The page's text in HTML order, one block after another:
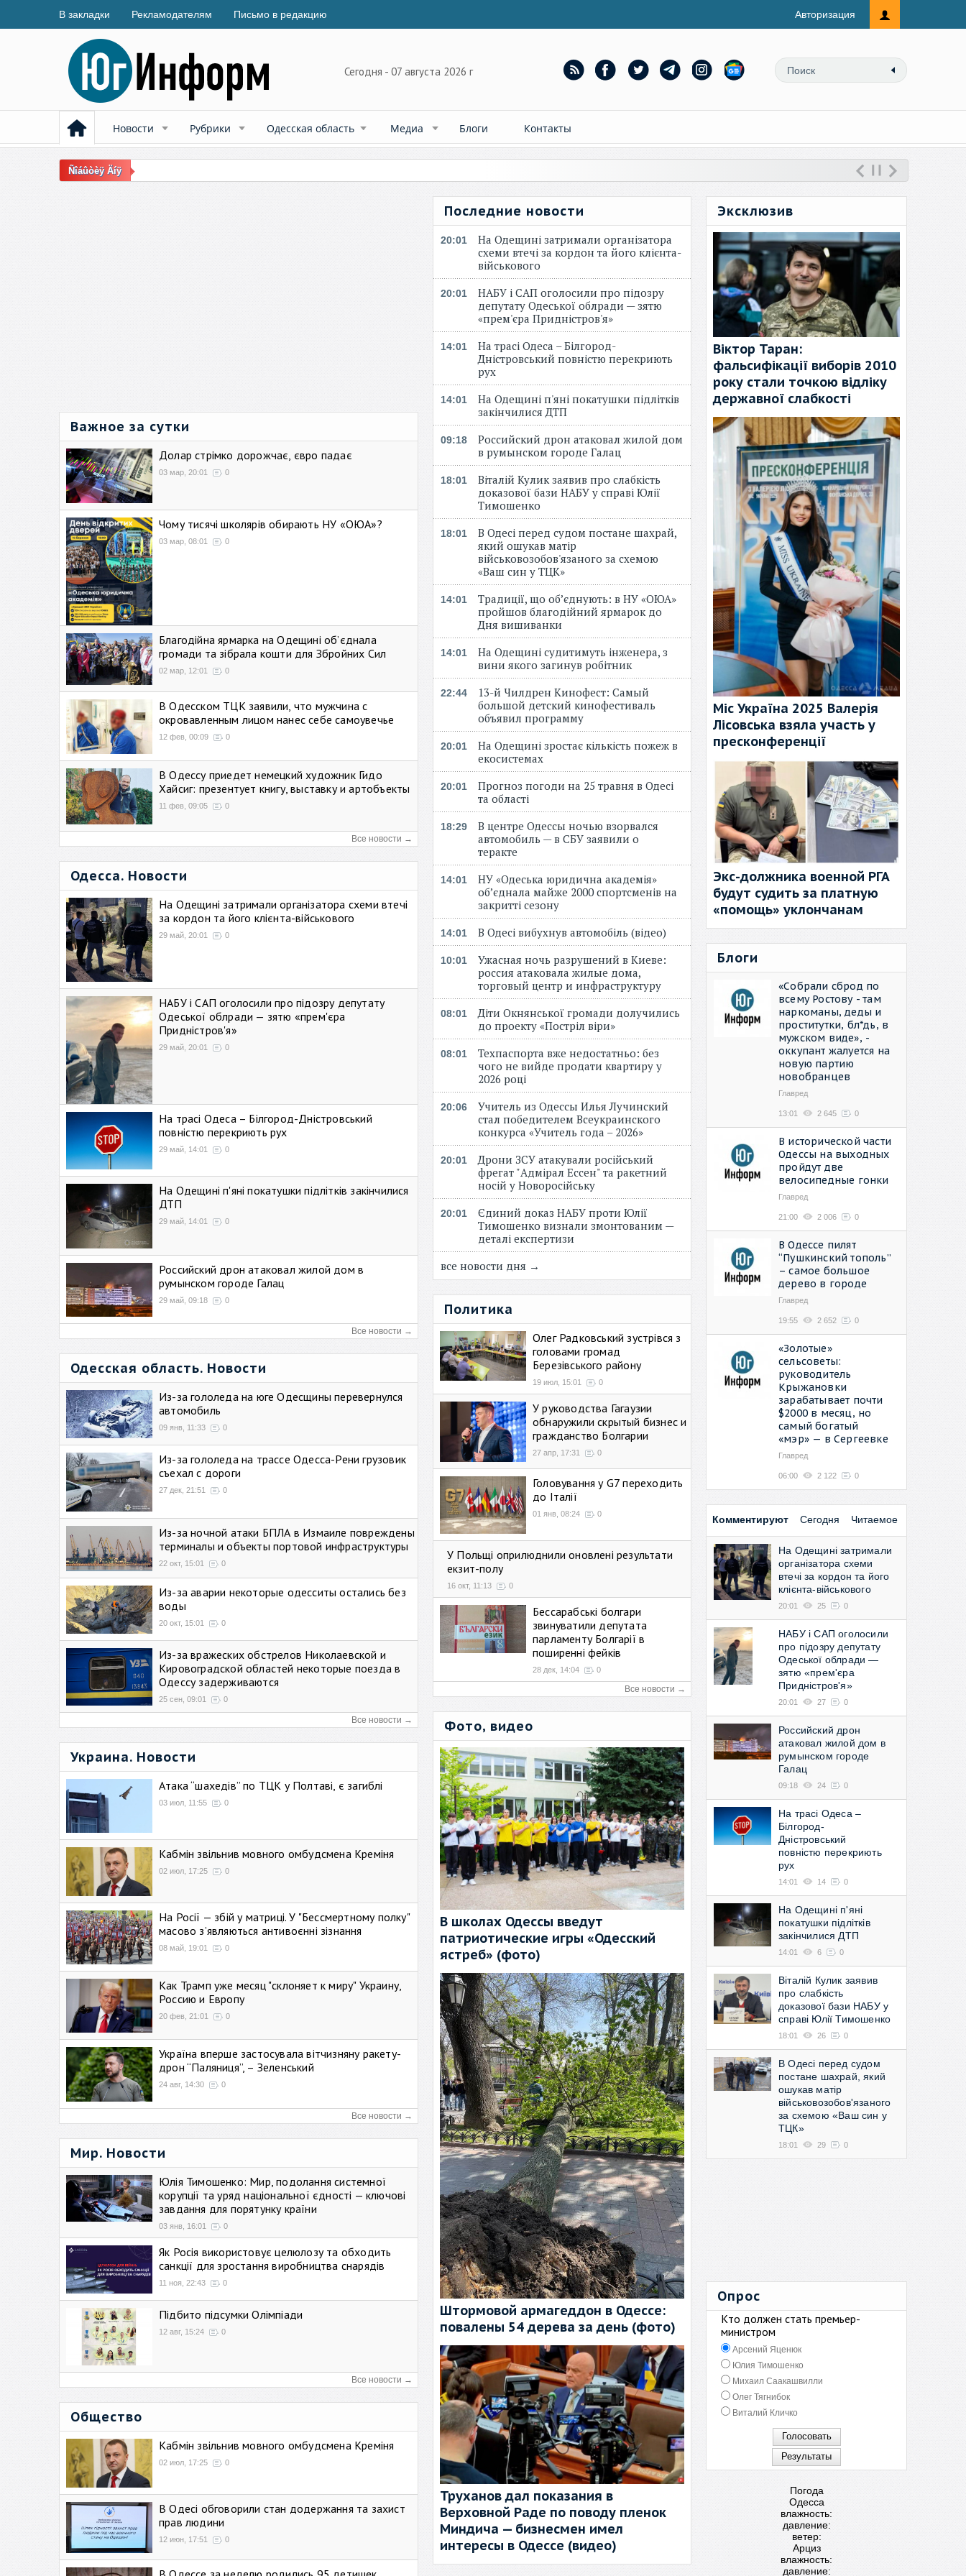
В закладки Рекламодателям Письмо в редакцию Авторизация
Сегодня - 07 августа 2026 г
Новости Рубрики Одесская область Медиа Блоги Контакты
Ñîáûòèÿ Äíÿ
Важное за сутки
Долар стрімко дорожчає, євро падає
03 мар, 20:01 0
Чому тисячі школярів обирають НУ «ОЮА»?
03 мар, 08:01 0
Благодійна ярмарка на Одещині об’єднала
громади та зібрала кошти для Збройних Сил
02 мар, 12:01 0
В Одесском ТЦК заявили, что мужчина с
окровавленным лицом нанес себе самоувечье
12 фев, 00:09 0
В Одессу приедет немецкий художник Гидо
Хайсиг: презентует книгу, выставку и артобъекты
11 фев, 09:05 0
Все новости →
Одесса. Новости
На Одещині затримали організатора схеми втечі
за кордон та його клієнта-військового
29 май, 20:01 0
НАБУ і САП оголосили про підозру депутату
Одеської облради — зятю «прем'єра
Придністров'я»
29 май, 20:01 0
На трасі Одеса – Білгород-Дністровський
повністю перекриють рух
29 май, 14:01 0
На Одещині п'яні покатушки підлітків закінчилися
ДТП
29 май, 14:01 0
Российский дрон атаковал жилой дом в
румынском городе Галац
29 май, 09:18 0
Все новости →
Одесская область. Новости
Из-за гололеда на юге Одесщины перевернулся
автомобиль
09 янв, 11:33 0
Из-за гололеда на трассе Одесса-Рени грузовик
съехал с дороги
27 дек, 21:51 0
Из-за ночной атаки БПЛА в Измаиле повреждены
терминалы и объекты портовой инфраструктуры
22 окт, 15:01 0
Из-за аварии некоторые одесситы остались без
воды
20 окт, 15:01 0
Из-за вражеских обстрелов Николаевской и
Кировоградской областей некоторые поезда в
Одессу задерживаются
25 сен, 09:01 0
Все новости →
Украина. Новости
Атака “шахедів” по ТЦК у Полтаві, є загиблі
03 июл, 11:55 0
Кабмін звільнив мовного омбудсмена Креміня
02 июл, 17:25 0
На Росії — збій у матриці. У "Бессмертному полку"
масово зʼявляються антивоєнні зізнання
08 май, 19:01 0
Как Трамп уже месяц "склоняет к миру" Украину,
Россию и Европу
20 фев, 21:01 0
Україна вперше застосувала вітчизняну ракету-
дрон “Паляниця”, – Зеленський
24 авг, 14:30 0
Все новости →
Мир. Новости
Юлія Тимошенко: Мир, подолання системної
корупції та уряд національної єдності — ключові
завдання для порятунку країни
03 янв, 16:01 0
Як Росія використовує целюлозу та обходить
санкції для зростання виробництва снарядів
11 ноя, 22:43 0
Підбито підсумки Олімпіади
12 авг, 15:24 0
Все новости →
Общество
Кабмін звільнив мовного омбудсмена Креміня
02 июл, 17:25 0
В Одесі обговорили стан додержання та захист
прав людини
12 июн, 17:51 0
Последние новости
20:01
На Одещині затримали організатора
схеми втечі за кордон та його клієнта-
військового
20:01
НАБУ і САП оголосили про підозру
депутату Одеської облради — зятю
«прем'єра Придністров'я»
14:01
На трасі Одеса – Білгород-
Дністровський повністю перекриють
рух
14:01
На Одещині п'яні покатушки підлітків
закінчилися ДТП
09:18
Российский дрон атаковал жилой дом
в румынском городе Галац
18:01
Віталій Кулик заявив про слабкість
доказової бази НАБУ у справі Юлії
Тимошенко
18:01
В Одесі перед судом постане шахрай,
який ошукав матір
військовозобов'язаного за схемою
«Ваш син у ТЦК»
14:01
Традиції, що об’єднують: в НУ «ОЮА»
пройшов благодійний ярмарок до
Дня вишиванки
14:01
На Одещині судитимуть інженера, з
вини якого загинув робітник
22:44
13-й Чилдрен Кинофест: Самый
большой детский кинофестиваль
объявил программу
20:01
На Одещині зростає кількість пожеж в
екосистемах
20:01
Прогноз погоди на 25 травня в Одесі
та області
18:29
В центре Одессы ночью взорвался
автомобиль — в СБУ заявили о
теракте
14:01
НУ «Одеська юридична академія»
об’єднала майже 2000 спортсменів на
закритті сезону
14:01 В Одесі вибухнув автомобіль (відео)
10:01
Ужасная ночь разрушений в Киеве:
россия атаковала жилые дома,
торговый центр и инфраструктуру
08:01
Діти Окнянської громади долучились
до проекту «Постріл віри»
08:01
Техпаспорта вже недостатньо: без
чого не вийде продати квартиру у
2026 році
20:06
Учитель из Одессы Илья Лучинский
стал победителем Всеукраинского
конкурса «Учитель года – 2026»
20:01
Дрони ЗСУ атакували російський
фрегат "Адмірал Ессен" та ракетний
носій у Новоросійську
20:01
Єдиний доказ НАБУ проти Юлії
Тимошенко визнали змонтованим —
деталі експертизи
все новости дня →
Политика
Олег Радковський зустрівся з
головами громад
Березівського району
19 июл, 15:01 0
У руководства Гагаузии
обнаружили скрытый бизнес и
гражданство Болгарии
27 апр, 17:31 0
Головування у G7 переходить
до Італії
01 янв, 08:24 0
У Польщі оприлюднили оновлені результати
екзит-полу
16 окт, 11:13 0
Бессарабські болгари
звинуватили депутата
парламенту Болгарії в
поширенні фейків
28 дек, 14:04 0
Все новости →
Фото, видео
В школах Одессы введут
патриотические игры «Одесский
ястреб» (фото)
Штормовой армагеддон в Одессе:
повалены 54 дерева за день (фото)
Труханов дал показания в
Верховной Раде по поводу пленок
Миндича — бизнесмен имел
интересы в Одессе (видео)
Эксклюзив
Віктор Таран:
фальсифікації виборів 2010
року стали точкою відліку
державної слабкості
Міс Україна 2025 Валерія
Лісовська взяла участь у
пресконференції
Экс-должника военной РГА
будут судить за платную
«помощь» уклончанам
Блоги
«Собрали сброд по
всему Ростову - там
наркоманы, деды и
проститутки, бл*дь, в
мужском виде», -
оккупант жалуется на
новую партию
новобранцев
Главред
13:01 2 645 0
В исторической части
Одессы на выходных
пройдут две
велосипедные гонки
Главред
21:00 2 006 0
В Одессе пилят
“Пушкинский тополь”
– самое большое
дерево в городе
Главред
19:55 2 652 0
«Золотые»
сельсоветы:
руководитель
Крыжановки
зарабатывает почти
$2000 в месяц, но
самый богатый
«мэр» — в Сергеевке
Главред
06:00 2 122 0
Комментируют Сегодня Читаемое
На Одещині затримали
організатора схеми
втечі за кордон та його
клієнта-військового
20:01 25 0
НАБУ і САП оголосили
про підозру депутату
Одеської облради —
зятю «прем'єра
Придністров'я»
20:01 27 0
Российский дрон
атаковал жилой дом в
румынском городе
Галац
09:18 24 0
На трасі Одеса –
Білгород-
Дністровський
повністю перекриють
рух
14:01 14 0
На Одещині п'яні
покатушки підлітків
закінчилися ДТП
14:01 6 0
Віталій Кулик заявив
про слабкість
доказової бази НАБУ у
справі Юлії Тимошенко
18:01 26 0
В Одесі перед судом
постане шахрай, який
ошукав матір
військовозобов'язаного
за схемою «Ваш син у
ТЦК»
18:01 29 0
Опрос
Кто должен стать премьер-
министром
Арсений Яценюк
Юлия Тимошенко
Михаил Саакашвилли
Олег Тягнибок
Виталий Кличко
Погода
Одесса
влажность:
давление:
ветер:
Арциз
влажность:
давление: